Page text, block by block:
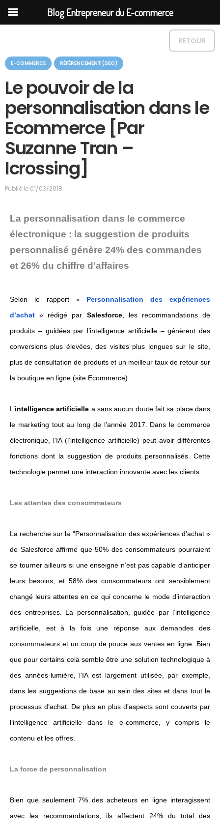
RETOUR
C
a
e
E-COMMERCE RÉFÉRENCEMENT (SEO)
Le pouvoir de la
personnalisation dans le
Ecommerce [Par
Suzanne Tran –
Icrossing]
Publié le 01/03/2018
La personnalisation dans le commerce
électronique : la suggestion de produits
personnalisé génère 24% des commandes
et 26% du chiffre d’affaires
Selon le rapport « Personnalisation des expériences
d’achat » rédigé par Salesforce, les recommandations de
produits – guidées par l’intelligence artificielle – génèrent des
conversions plus élevées, des visites plus longues sur le site,
plus de consultation de produits et un meilleur taux de retour sur
la boutique en ligne (site Ecommerce).
L’intelligence artificielle a sans aucun doute fait sa place dans
le marketing tout au long de l’année 2017. Dans le commerce
électronique, l’IA (l’intelligence artificielle) peut avoir différentes
fonctions dont la suggestion de produits personnalisés. Cette
technologie permet une interaction innovante avec les clients.
Les attentes des consommateurs
La recherche sur la “Personnalisation des expériences d’achat »
de Salesforce affirme que 50% des consommateurs pourraient
se tourner ailleurs si une enseigne n’est pas capable d’anticiper
leurs besoins, et 58% des consommateurs ont sensiblement
changé leurs attentes en ce qui concerne le mode d’interaction
des entreprises. La personnalisation, guidée par l’intelligence
artificielle, est à la fois une réponse aux demandes des
consommateurs et un coup de pouce aux ventes en ligne. Bien
que pour certains cela semble être une solution technologique à
des années-lumière, l’IA est largement utilisée, par exemple,
dans les suggestions de base au sein des sites et dans tout le
processus d’achat. De plus en plus d’aspects sont couverts par
l’intelligence artificielle dans le e-commerce, y compris le
contenu et les offres.
La force de personnalisation
Bien que seulement 7% des acheteurs en ligne interagissent
avec les recommandations, ils affectent 24% du total des
Blog Entrepreneur du E-commerce